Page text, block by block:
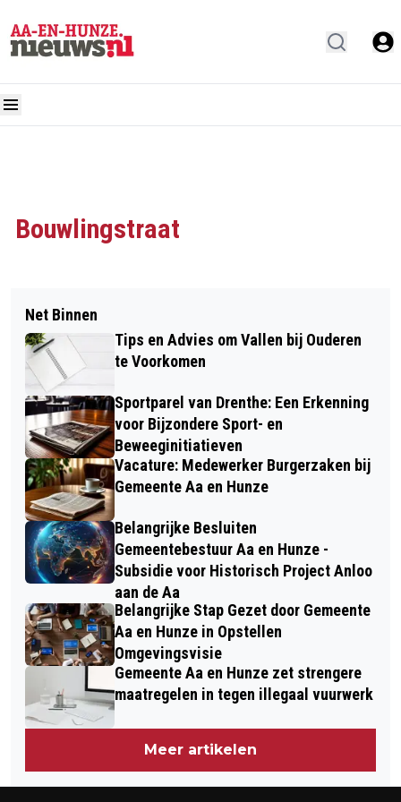
Bouwlingstraat
Net Binnen
Tips en Advies om Vallen bij Ouderen
te Voorkomen
Sportparel van Drenthe: Een Erkenning
voor Bijzondere Sport- en
Beweeginitiatieven
Vacature: Medewerker Burgerzaken bij
Gemeente Aa en Hunze
Belangrijke Besluiten
Gemeentebestuur Aa en Hunze -
Subsidie voor Historisch Project Anloo
aan de Aa
Belangrijke Stap Gezet door Gemeente
Aa en Hunze in Opstellen
Omgevingsvisie
Gemeente Aa en Hunze zet strengere
maatregelen in tegen illegaal vuurwerk
Meer artikelen